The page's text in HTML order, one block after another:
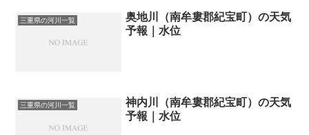
三重県の河川一覧
奥地川（南牟婁郡紀宝町）の天気
予報｜水位
三重県の河川一覧
神内川（南牟婁郡紀宝町）の天気
予報｜水位